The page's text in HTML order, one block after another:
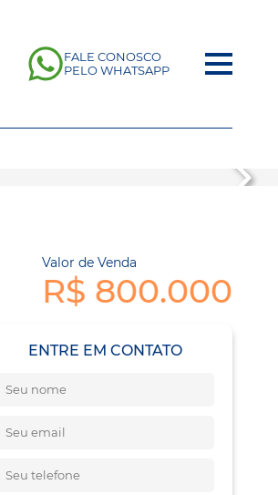
FALE CONOSCO
PELO WHATSAPP
Valor de Venda
R$ 800.000
ENTRE EM CONTATO